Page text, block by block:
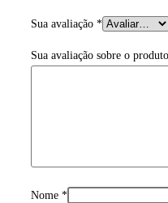
Sua avaliação *
Sua avaliação sobre o produto
Nome *